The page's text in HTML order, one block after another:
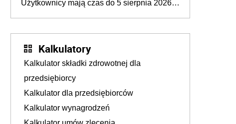
Użytkownicy mają czas do 5 sierpnia 2026
Kalkulatory
Kalkulator składki zdrowotnej dla
przedsiębiorcy
Kalkulator dla przedsiębiorców
Kalkulator wynagrodzeń